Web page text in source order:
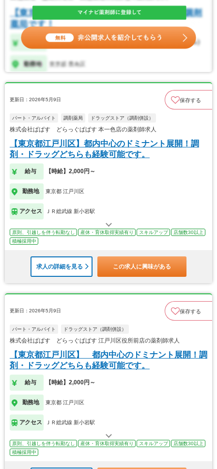
更新日：2026年5月9日 保存する
パート・アルバイト 調剤薬局 ドラッグストア（調剤併設）
株式会社ぱぱす どらっぐぱぱす 本一色店の薬剤師求人
【東京都江戸川区】都内中心のドミナント展開！調
剤・ドラッグどちらも経験可能です。
給与 【時給】2,000円～
勤務地 東京都 江戸川区
アクセス ＪＲ総武線 新小岩駅
原則、引越しを伴う転勤なし 産休・育休取得実績有り スキルアップ
店舗数30以上
積極採用中
求人の詳細を見る この求人に興味がある
更新日：2026年5月9日 保存する
パート・アルバイト ドラッグストア（調剤併設）
株式会社ぱぱす どらっぐぱぱす 江戸川区役所前店の薬剤師求人
【東京都江戸川区】 都内中心のドミナント展開！調
剤・ドラッグどちらも経験可能です。
給与 【時給】2,000円～
勤務地 東京都 江戸川区
アクセス ＪＲ総武線 新小岩駅
原則、引越しを伴う転勤なし 産休・育休取得実績有り スキルアップ
店舗数30以上
積極採用中